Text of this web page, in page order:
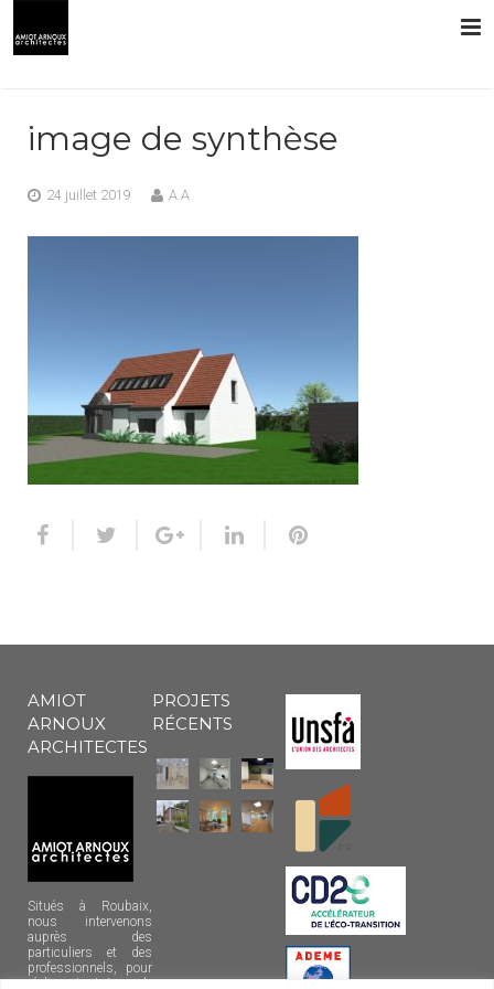
PRESTATIONS
image de synthèse
24 juillet 2019 A A
AMIOT
ARNOUX
ARCHITECTES
Situés à Roubaix,
nous intervenons
auprès des
particuliers et des
professionnels, pour
réaliser tout type de
PROJETS
RÉCENTS